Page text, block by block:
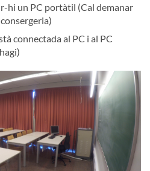
hi un PC portàtil (Cal demanar
connectada al PC i al PC